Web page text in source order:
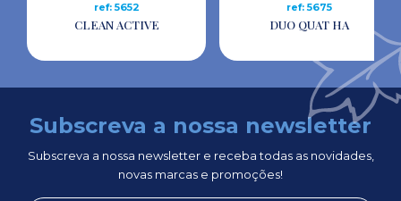
ref: 5652
CLEAN ACTIVE
ref: 5675
DUO QUAT HA
Subscreva a nossa newsletter
Subscreva a nossa newsletter e receba todas as novidades,
novas marcas e promoções!